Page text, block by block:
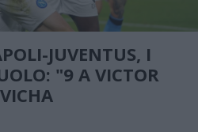
JUVENTUS, I
"9 A VICTOR